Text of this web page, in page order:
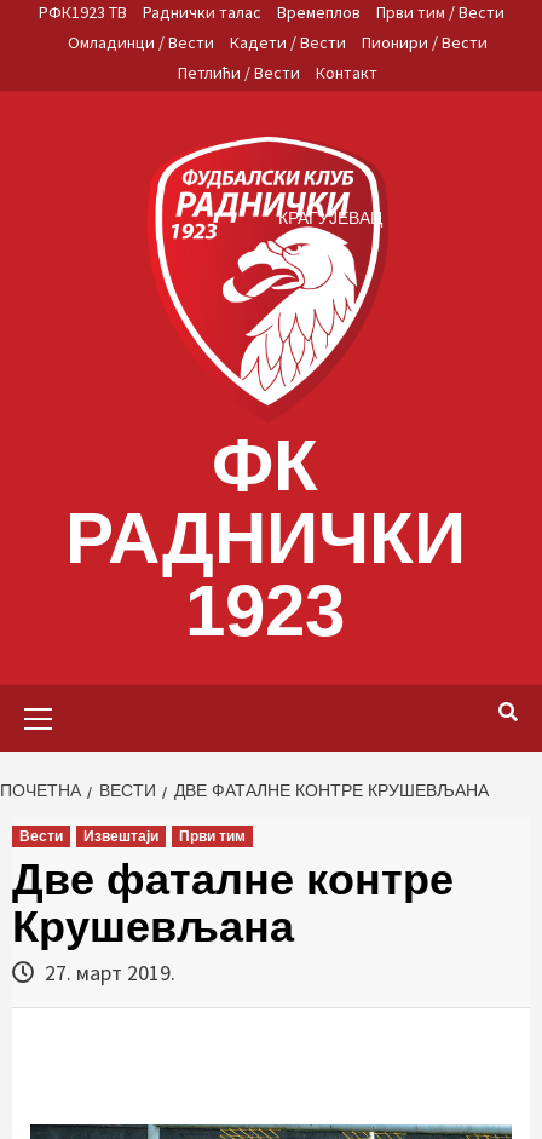
РФК1923 ТВ Раднички талас Времеплов
Први тим / Вести
Омладинци / Вести
Кадети / Вести
Пионири / Вести
Петлићи / Вести
Контакт
ФК
РАДНИЧКИ
1923
КРАГУЈЕВАЦ
ПОЧЕТНА ВЕСТИ ДВЕ ФАТАЛНЕ КОНТРЕ КРУШЕВЉАНА
Вести Извештаји Први тим
Две фаталне контре
Крушевљана
27. март 2019.